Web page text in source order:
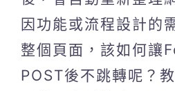
因功能或流程設計的
整個頁面，該如何讓
POST後不跳轉呢？